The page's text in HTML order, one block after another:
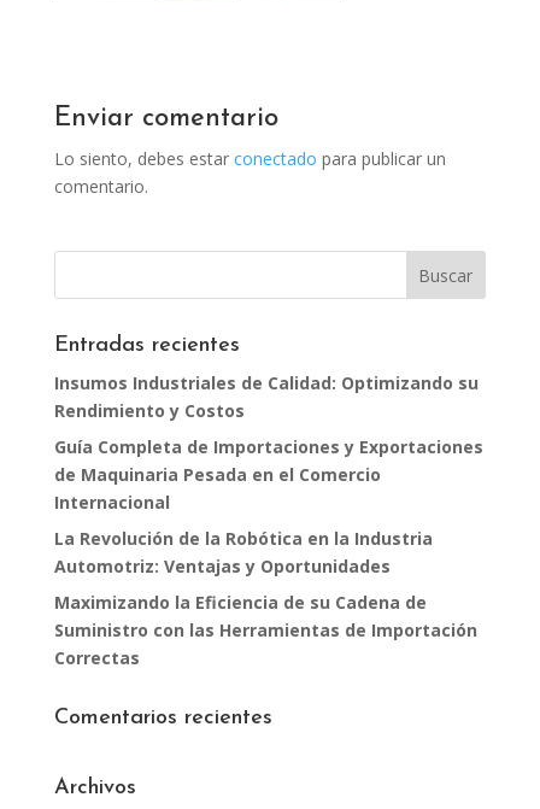
Enviar comentario
Lo siento, debes estar conectado para publicar un
comentario.
Entradas recientes
Insumos Industriales de Calidad: Optimizando su
Rendimiento y Costos
Guía Completa de Importaciones y Exportaciones
de Maquinaria Pesada en el Comercio
Internacional
La Revolución de la Robótica en la Industria
Automotriz: Ventajas y Oportunidades
Maximizando la Eficiencia de su Cadena de
Suministro con las Herramientas de Importación
Correctas
Comentarios recientes
Archivos